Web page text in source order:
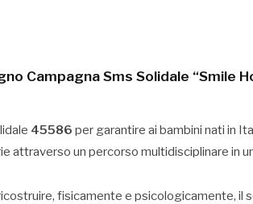
Campagna Sms Solidale “Smile
45586 per garantire ai bambini nati in
attraverso un percorso multidisciplinare in
fisicamente e psicologicamente, il